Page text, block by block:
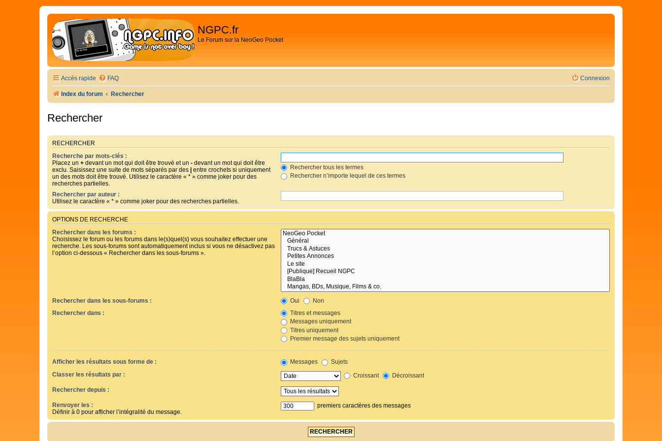
NGPC.fr
Le Forum sur la NeoGeo Pocket
Accès rapide FAQ Connexion
Index du forum Rechercher
Rechercher
RECHERCHER
Recherche par mots-clés :
Placez un + devant un mot qui doit être trouvé et un - devant un mot qui doit être
exclu. Saisissez une suite de mots séparés par des
entre crochets si uniquement
un des mots doit être trouvé. Utilisez le caractère « * » comme joker pour des
recherches partielles.
Rechercher tous les termes
Rechercher n’importe lequel de ces termes
Rechercher par auteur :
Utilisez le caractère « * » comme joker pour des recherches partielles.
OPTIONS DE RECHERCHE
Rechercher dans les forums :
Choisissez le forum ou les forums dans le(s)quel(s) vous souhaitez effectuer une
recherche. Les sous-forums sont automatiquement inclus si vous ne désactivez pas
l’option ci-dessous « Rechercher dans les sous-forums ».
Rechercher dans les sous-forums : Oui
Non
Rechercher dans :
Titres et messages
Messages uniquement
Titres uniquement
Premier message des sujets uniquement
Afficher les résultats sous forme de : Messages
Sujets
Classer les résultats par :
Croissant Décroissant
Rechercher depuis :
Renvoyer les :
Définir à 0 pour afficher l’intégralité du message.
premiers caractères des messages